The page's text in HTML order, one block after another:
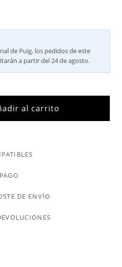
de Puig, los pedidos de este
a partir del 24 de agosto.
al carrito
DE ENVÍO